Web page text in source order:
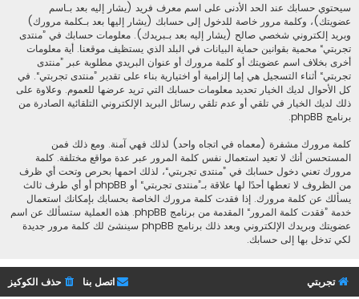
سيحتوي حسابك عند الحد الأدنى على اسم معرف فريد (يشار إليه بعد بـاسم
عضويتك)، وكلمة مرور خاصة للدخول إلى حسابك (يشار إليها بعد بـكلمة مرورك)
وبريد إلكتروني شخصي صالح (يشار إليه بعد بـبريدك). معلومات حسابك في ”منتدى
تجربتي“ محمية بقوانين حماية البيانات في البلد الذي يستظيف موقعنا. أية معلومات
أخرى بخلاف اسم عضويتك أو كلمة مرورك أو عنوان البريدي مطلوبة عبر ”منتدى
تجربتي“ أثناء التسجيل هي إما إلزامية أو اختيارية بناء على تقدير ”منتدى تجربتي“. في
كل الأحوال لديك الخيار تحديد معلومات حسابك التي تريد عرضها للعموم. وعلاوة على
ذلك لديك الخيار في تلقي أو عدم تلقي رسائل البريد الإلكتروني التلقائية الصادرة من
برنامج phpBB.
كلمة مرورك مشفرة (معماه في اتجاه واحد) لذلك فهي آمنة. ومع ذلك فمن
المستحسن أنك لا تعيد استعمال نفس كلمة المرور عبر عدة مواقع مختلفة. كلمة
مرورك تعني دخول حسابك في ”منتدى تجربتي“، لذلك احمها بحرص وتحت أي ظرف
من الظروف لا تعطها أحدًا لها علاقة بـ”منتدى تجربتي“ أو phpBB أو أي طرف ثالث
يسألك عن كلمة مرورك. إذا فقدت كلمة مرورك الخاصة بحسابك بإمكانك استعمال
خدمة ”فقدت كلمة المرور“ المقدمة من برنامج phpBB. هذه العملية ستسألك عن اسم
عضويتك وبريدك الإلكتروني وبعد ذلك برنامج phpBB سينشئ لك كلمة مرور جديدة
لكي تدخل بها إلى حسابك.
تجربتي حذف الكوكيز اتصل بنا